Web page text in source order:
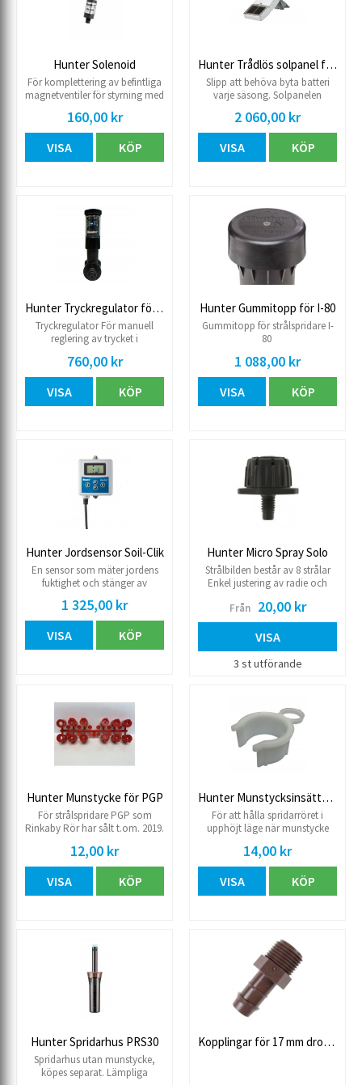
Hunter Solenoid
För komplettering av befintliga
magnetventiler för styrning med
160,00 kr
VISA KÖP
Hunter Trådlös solpanel f controllers
Slipp att behöva byta batteri
varje säsong. Solpanelen
ström via ett uppladdningsbart
batteri med en förväntad
livslängd på 5 år eller mer.
2 060,00 kr
VISA KÖP
Hunter Tryckregulator för magnetventil
Tryckregulator För manuell
reglering av trycket i
Fungerar med alla Hunters
magnetventiler
760,00 kr
VISA KÖP
Hunter Gummitopp för I-80
Gummitopp för strålspridare I-
80
1 088,00 kr
VISA KÖP
Hunter Jordsensor Soil-Clik
En sensor som mäter jordens
fuktighet och stänger av
tillräckligt blöt. Kabellängd 300
meter Kompatibel med ICC2,
PRO-C, X-Core och NODE.
1 325,00 kr
VISA KÖP
Hunter Micro Spray Solo
Strålbilden består av 8 strålar
Enkel justering av radie och
Från
20,00 kr
VISA
3 st utförande
Hunter Munstycke för PGP
För strålspridare PGP som
Rinkaby Rör har sålt t.om. 2019.
12,00 kr
VISA KÖP
Hunter Munstycksinsättningskrage
För att hålla spridarröret i
upphöjt läge när munstycke
25 och I-40.
14,00 kr
VISA KÖP
Hunter Spridarhus PRS30
Spridarhus utan munstycke,
köpes separat. Lämpliga
Kopplingar för 17 mm droppslang